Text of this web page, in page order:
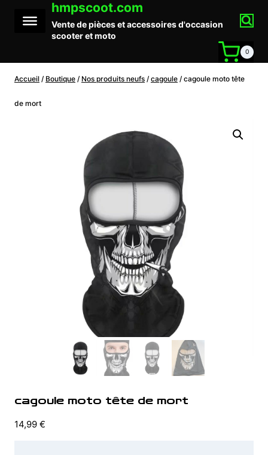
contenu
hmpscoot.com
Vente de pièces et accessoires d'occasion
scooter et moto
0
Accueil / Boutique / Nos produits neufs / cagoule / cagoule moto tête
de mort
cagoule moto tête de mort
14,99 €